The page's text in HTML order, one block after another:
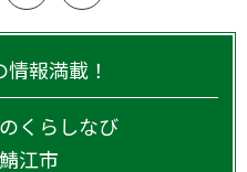
報満載！
くらしなび
鯖江市